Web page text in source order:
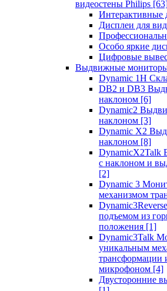
видеостены Philips
Интерактивные
Дисплеи для
Особо яркие
Цифровые
Выдвижные
Dynamic 1Н
DB2 и DB3
наклоном [6]
Dynamic2
наклоном [3]
Dynamic X2
наклоном [8]
DynamicX2Talk
с наклоном и
[2]
Dynamic 3
механизмом
подъемом из
положения [1]
Dynamic3Talk
уникальным
микрофоном [4]
Двусторонние